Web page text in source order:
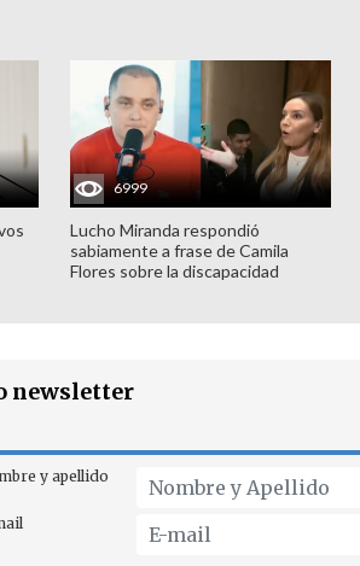
6999
Lucho Miranda respondió
sabiamente a frase de Camila
Flores sobre la discapacidad
newsletter
y apellido